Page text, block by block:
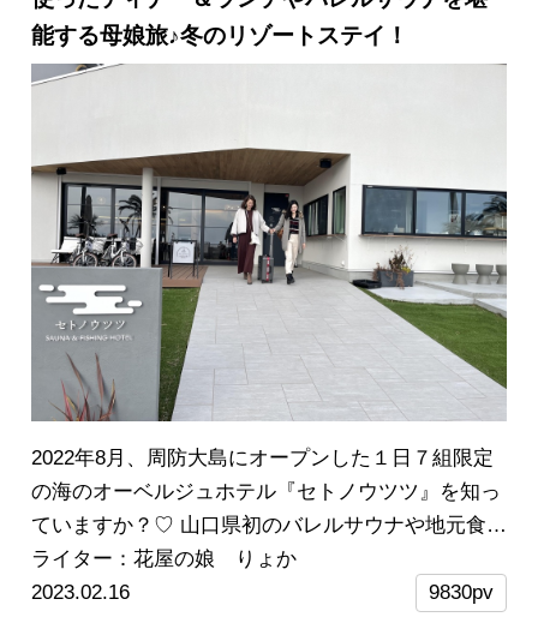
チェックしてくださいね♪ ※温泉内や脱衣所は、特
別に許可を得て撮影した写真です。
能する母娘旅♪冬のリゾートステイ！
2022年8月、周防大島にオープンした１日７組限定
の海のオーベルジュホテル『セトノウツツ』を知っ
ていますか？♡ 山口県初のバレルサウナや地元食材
を使った美味しい料理を楽しむことができ、周辺に
は観光スポットもたくさんあります。
今回は、１泊
ライター：花屋の娘 りょか
2023.02.16
9830pv